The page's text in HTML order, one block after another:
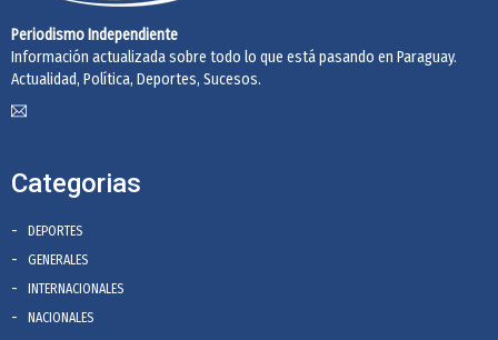
Periodismo Independiente
Información actualizada sobre todo lo que está pasando en Paraguay.
Actualidad, Política, Deportes, Sucesos.
Categorias
DEPORTES
GENERALES
INTERNACIONALES
NACIONALES